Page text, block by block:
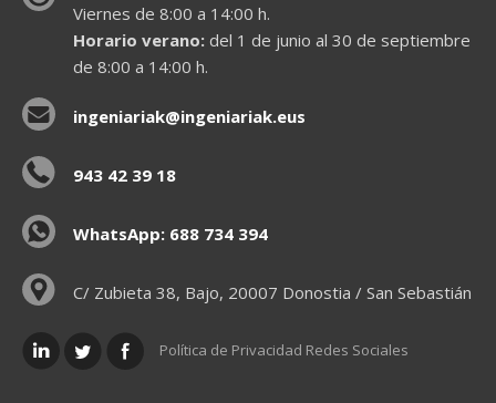
Viernes de 8:00 a 14:00 h.
Horario verano:del 1 de junio al 30 de septiembre
de 8:00 a 14:00 h.
ingeniariak@ingeniariak.eus
943 42 39 18
WhatsApp: 688 734 394
C/ Zubieta 38, Bajo, 20007 Donostia / San Sebastián
Política de Privacidad Redes Sociales